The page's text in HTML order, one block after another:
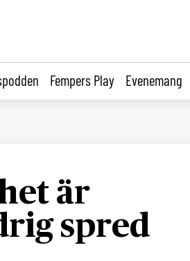
Fempers Play Evenemang
är
spred